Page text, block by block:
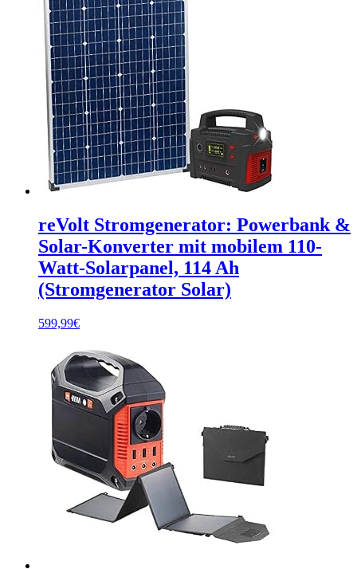
reVolt Stromgenerator: Powerbank &
Solar-Konverter mit mobilem 110-
Watt-Solarpanel, 114 Ah
(Stromgenerator Solar)
599,99€